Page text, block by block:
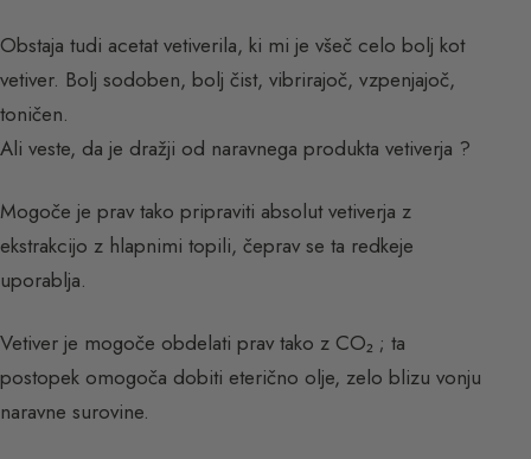
Obstaja tudi acetat vetiverilа, ki mi je všeč celo bolj kot
vetiver. Bolj sodoben, bolj čist, vibrirajoč, vzpenjajoč,
toničen.
Ali veste, da je dražji od naravnega produkta vetiverja ?
Mogoče je prav tako pripraviti absolut vetiverja z
ekstrakcijo z hlapnimi topili, čeprav se ta redkeje
uporablja.
Vetiver je mogoče obdelati prav tako z CO₂ ; ta
postopek omogoča dobiti eterično olje, zelo blizu vonju
naravne surovine.